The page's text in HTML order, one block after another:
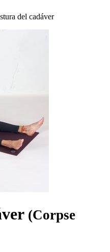
del cadáver
(Corpse